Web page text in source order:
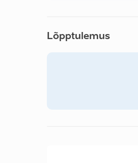
Lõpptulemus